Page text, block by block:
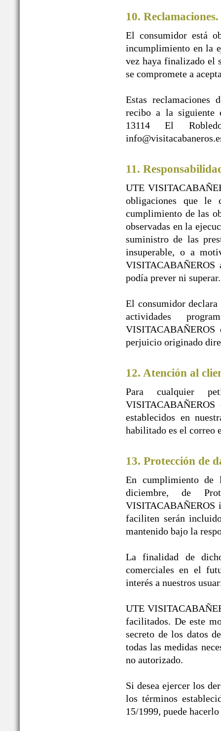
10. Reclamaciones.
El consumidor está
incumplimiento en la
vez haya finalizado el
se compromete a
Estas reclamaciones
recibo a la siguiente
13114 El
11.
UTE
obligaciones que le
cumplimiento de las
observadas en la
suministro de las
insuperable, o a
VISITACABAÑEROS
podía prever ni superar.
El consumidor
actividades
VISITACABAÑEROS
perjuicio originado
12. Atención al
Para cualquier
establecidos en
habilitado es el correo
13. Protección de
En cumplimiento de
diciembre, de
VISITACABAÑEROS
faciliten serán
mantenido bajo la
La finalidad de
comerciales en el
interés a nuestros
UTE
facilitados. De este
secreto de los datos
todas las medidas
no autorizado.
Si desea ejercer los
los términos
15/1999, puede